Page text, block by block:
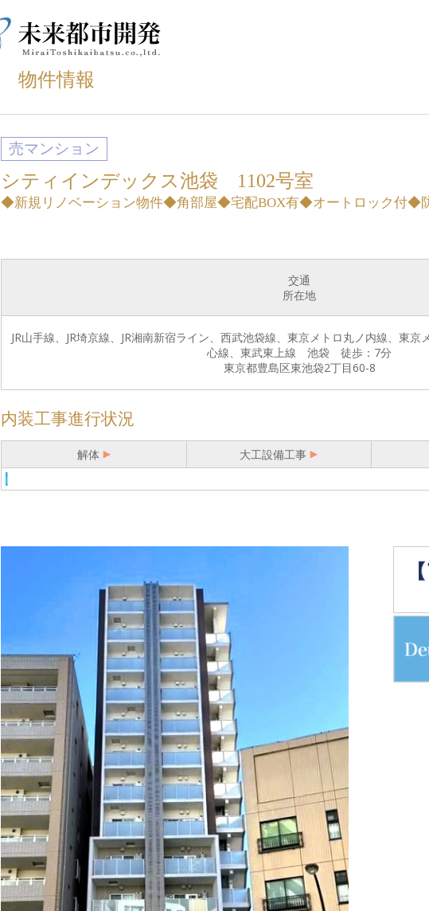
物件情報
売マンション
シティインデックス池袋 1102号室
◆新規リノベーション物件◆角部屋◆宅配BOX有◆オートロック付◆
交通
所在地
JR山手線、JR埼京線、JR湘南新宿ライン、西武池袋線、東京メトロ丸ノ内線、東
心線、東武東上線 池袋 徒歩：7分
東京都豊島区東池袋2丁目60-8
内装工事進行状況
解体 大工設備工事